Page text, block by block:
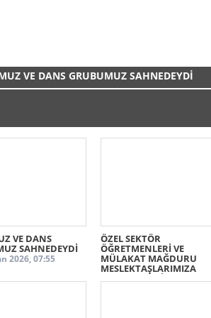
VE DANS GRUBUMUZ SAHNEDEYDİ
VE DANS
SAHNEDEYDİ
2026, 07:55
ÖZEL SEKTÖR
ÖĞRETMENLERİ VE
MÜLAKAT MAĞDURU
MESLEKTAŞLARIMIZA
DESTEK VERDİK